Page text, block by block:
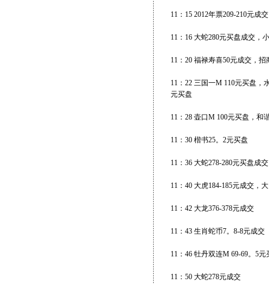
11：15 2012年票209-210元成交
11：16 大蛇280元买盘成交，
11：20 福禄寿喜50元成交，
11：22 三国一M 110元买盘，
元买盘
11：28 壶口M 100元买盘，和
11：30 楷书25。2元买盘
11：36 大蛇278-280元买盘成
11：40 大虎184-185元成交，
11：42 大龙376-378元成交
11：43 生肖蛇币7。8-8元成交
11：46 牡丹双连M 69-69。5
11：50 大蛇278元成交